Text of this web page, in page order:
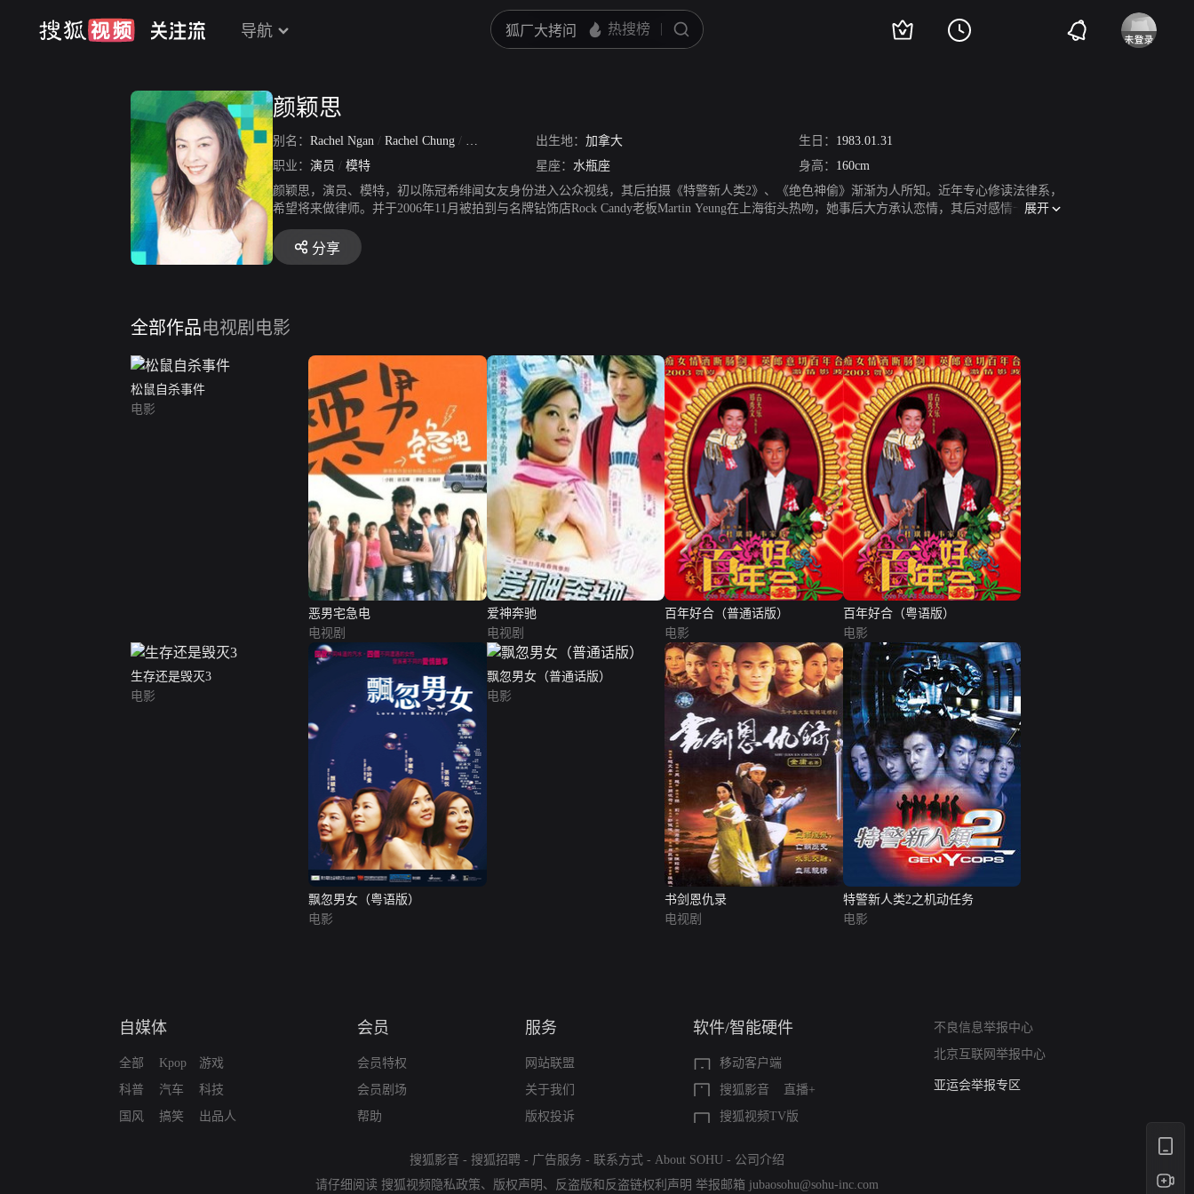
导航
颜颖思
别名： Rachel Ngan / Rachel Chung / Wing Sze Ngan出生地： 加拿大 生日： 1983.01.31
职业： 演员 / 模特 星座： 水瓶座 身高： 160cm
颜颖思，演员、模特，初以陈冠希绯闻女友身份进入公众视线，其后拍摄《特警新人类2》、《绝色神偷》渐渐为人所知。近年专心修读法律系，
希望将来做律师。并于2006年11月被拍到与名牌钻饰店Rock Candy老板Martin Yeung在上海街头热吻，她事后大方承认恋情，其后对感情十分低
调。
展开
分享
全部作品电视剧 电影
松鼠自杀事件
电影
恶男宅急电
电视剧
爱神奔驰
电视剧
百年好合（普通话版）
电影
百年好合（粤语版）
电影
生存还是毁灭3
电影
飘忽男女（粤语版）
电影
飘忽男女（普通话版）
电影
书剑恩仇录
电视剧
特警新人类2之机动任务
电影
自媒体
全部
科普
国风
Kpop
汽车
搞笑
游戏
科技
出品人
会员
会员特权
会员剧场
帮助
服务
网站联盟
关于我们
版权投诉
软件/智能硬件
移动客户端
搜狐影音
直播+
搜狐视频TV版
不良信息举报中心
北京互联网举报中心
算法推荐专项举报
亚运会举报专区
搜狐影音 - 搜狐招聘 - 广告服务 - 联系方式 - About SOHU - 公司介绍
请仔细阅读 搜狐视频隐私政策、 版权声明 、 反盗版和反盗链权利声明 举报邮箱 jubaosohu@sohu-inc.com